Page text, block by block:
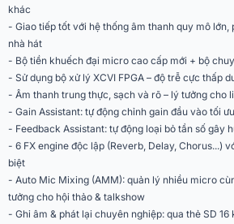
Mạng & Kỹ thuật số
out, DX 32/
USB Audio
kênh, 24-
Điều khiển
Màn hình
SoftKeys, 8
Hệ thống
38 in, 28
110 dB,
Đáp tuyến tần số
20Hz -
Độ trễ <0.7 ms
Nguồn điện
100-240V
khác
- Giao tiếp tốt với hệ thống âm thanh quy mô lớn,
nhà hát
- Bộ tiền khuếch đại micro cao cấp mới + bộ
- Sử dụng bộ xử lý XCVI FPGA – độ trễ cực thấp
- Âm thanh trung thực, sạch và rõ – lý tưởng cho
- Gain Assistant: tự động chỉnh gain đầu vào tối ưu
- Feedback Assistant: tự động loại bỏ tần số gây
- 6 FX engine độc lập (Reverb, Delay, Chorus...)
biệt
- Auto Mic Mixing (AMM): quản lý nhiều micro
tưởng cho hội thảo & talkshow
- Ghi âm & phát lại chuyên nghiệp: qua thẻ SD